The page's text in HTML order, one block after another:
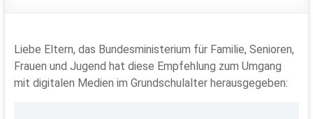
Liebe Eltern, das Bundesministerium für Familie, Senioren,
Frauen und Jugend hat diese Empfehlung zum Umgang
mit digitalen Medien im Grundschulalter herausgegeben: